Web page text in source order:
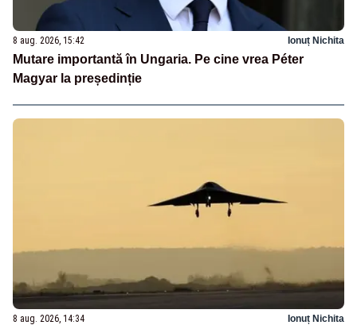
8 aug. 2026, 15:42 Ionuț Nichita
Mutare importantă în Ungaria. Pe cine vrea Péter
Magyar la președinție
8 aug. 2026, 14:34 Ionuț Nichita